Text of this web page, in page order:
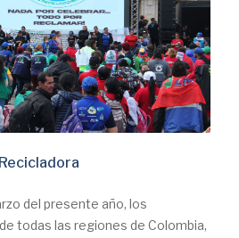
del presente año, los
todas las regiones de Colombia,